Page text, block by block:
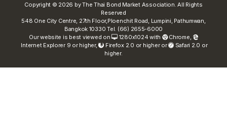
Copyright © 2026 by The Thai Bond Market Association. All Rights
Reserved
548 One City Centre, 27th Floor,Ploenchit Road, Lumpini, Pathumwan,
Bangkok 10330 Tel. (66) 2655-6000
Our website is best viewed on
1280x1024 with Chrome
Internet Explorer 9 or higher,
Firefox 2.0 or higher or
Safari 2.0 or
higher.